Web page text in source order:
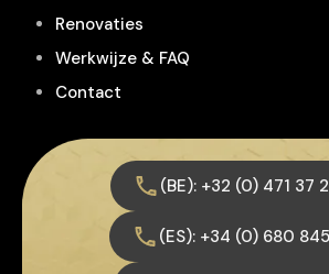
Renovaties
Werkwijze & FAQ
Contact
(BE): +32 (0) 471 37
(ES): +34 (0) 680